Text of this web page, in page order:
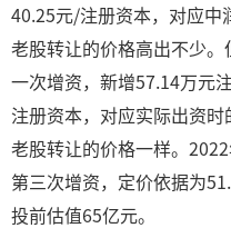
40.25元/注册资本，对应中
老股转让的价格高出不少
一次增资，新增57.14万元
注册资本，对应实际出资
老股转让的价格一样。
第三次增资，定价依据为
投前估值65亿元。